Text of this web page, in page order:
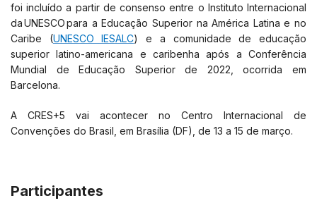
foi incluído a partir de consenso entre o Instituto Internacional
da UNESCO para a Educação Superior na América Latina e no
Caribe (UNESCO IESALC) e a comunidade de educação
superior latino-americana e caribenha após a Conferência
Mundial de Educação Superior de 2022, ocorrida em
Barcelona.
A CRES+5 vai acontecer no Centro Internacional de
Convenções do Brasil, em Brasília (DF), de 13 a 15 de março.
Participantes